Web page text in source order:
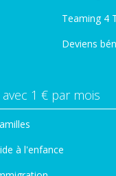
Teaming 4
Deviens
1 € par mois
à l'enfance